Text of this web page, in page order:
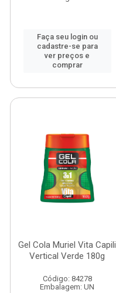
Faça seu login ou
cadastre-se para
ver preços e
comprar
Gel Cola Muriel Vita Capili
Vertical Verde 180g
Código: 84278
Embalagem: UN